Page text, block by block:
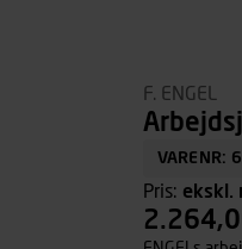
F. ENGEL
VARENR:
Pris: ekskl.